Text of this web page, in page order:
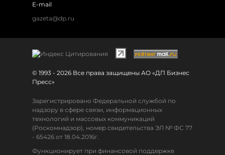
E-mail
gazeta@dp.ru
© 1993 - 2026 Все права защищены АО «ДП Бизнес
Пресс»
Зарегистрировано Федеральной службой по
надзору в сфере связи, информационных
технологий и массовых коммуникаций
(Роскомнадзор), номер свидетельства ЭЛ № ФС 77
- 65426 от 18.04.2016г.
Функционирует при финансовой поддержке